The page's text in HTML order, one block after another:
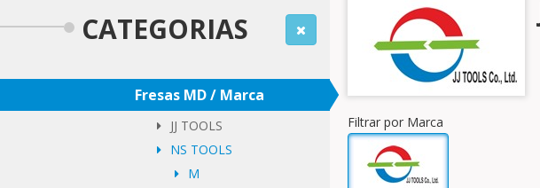
CATEGORIAS
Fresas MD / Marca
JJ TOOLS
NS TOOLS
M
Filtrar por Marca